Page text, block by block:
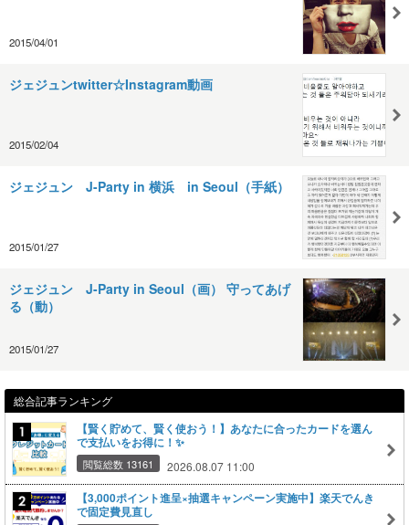
2015/04/01
ジェジュンtwitter☆Instagram動画
2015/02/04
ジェジュン J-Party in 横浜 in Seoul（手紙）
2015/01/27
ジェジュン J-Party in Seoul（画） 守ってあげ
る（動）
2015/01/27
総合記事ランキング
【賢く貯めて、賢く使おう！】あなたに合ったカードを選ん
で支払いをお得に！✨
閲覧総数 13161 2026.08.07 11:00
【3,000ポイント進呈×抽選キャンペーン実施中】楽天でんき
で固定費見直し